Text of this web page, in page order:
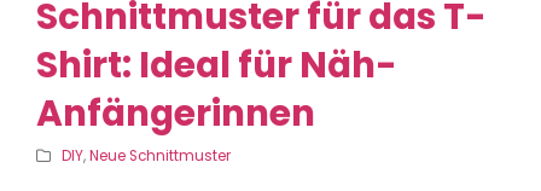
Schnittmuster für das T-
Shirt: Ideal für Näh-
Anfängerinnen
DIY,Neue Schnittmuster